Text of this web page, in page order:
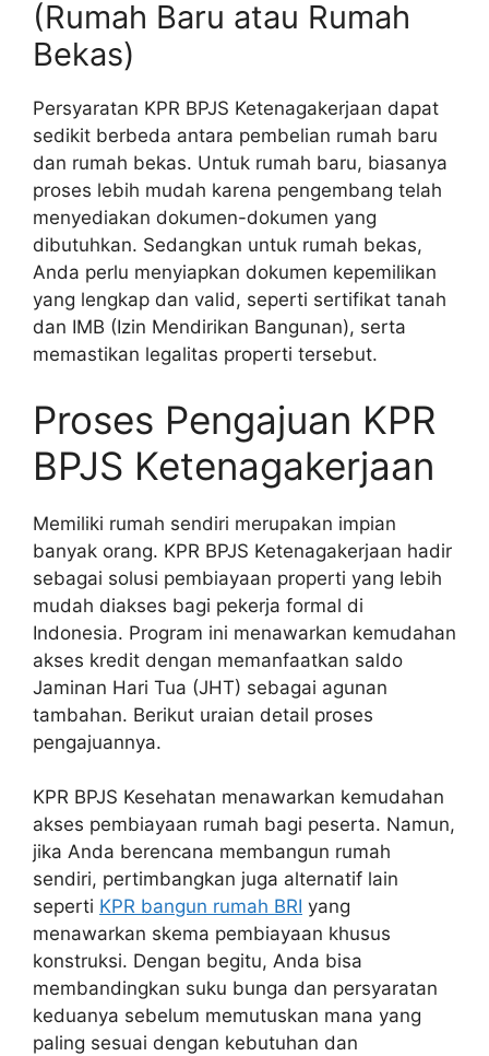
(Rumah Baru atau Rumah
Bekas)
Persyaratan KPR BPJS Ketenagakerjaan dapat
sedikit berbeda antara pembelian rumah baru
dan rumah bekas. Untuk rumah baru, biasanya
proses lebih mudah karena pengembang telah
menyediakan dokumen-dokumen yang
dibutuhkan. Sedangkan untuk rumah bekas,
Anda perlu menyiapkan dokumen kepemilikan
yang lengkap dan valid, seperti sertifikat tanah
dan IMB (Izin Mendirikan Bangunan), serta
memastikan legalitas properti tersebut.
Proses Pengajuan KPR
BPJS Ketenagakerjaan
Memiliki rumah sendiri merupakan impian
banyak orang. KPR BPJS Ketenagakerjaan hadir
sebagai solusi pembiayaan properti yang lebih
mudah diakses bagi pekerja formal di
Indonesia. Program ini menawarkan kemudahan
akses kredit dengan memanfaatkan saldo
Jaminan Hari Tua (JHT) sebagai agunan
tambahan. Berikut uraian detail proses
pengajuannya.
KPR BPJS Kesehatan menawarkan kemudahan
akses pembiayaan rumah bagi peserta. Namun,
jika Anda berencana membangun rumah
sendiri, pertimbangkan juga alternatif lain
seperti KPR bangun rumah BRI yang
menawarkan skema pembiayaan khusus
konstruksi. Dengan begitu, Anda bisa
membandingkan suku bunga dan persyaratan
keduanya sebelum memutuskan mana yang
paling sesuai dengan kebutuhan dan